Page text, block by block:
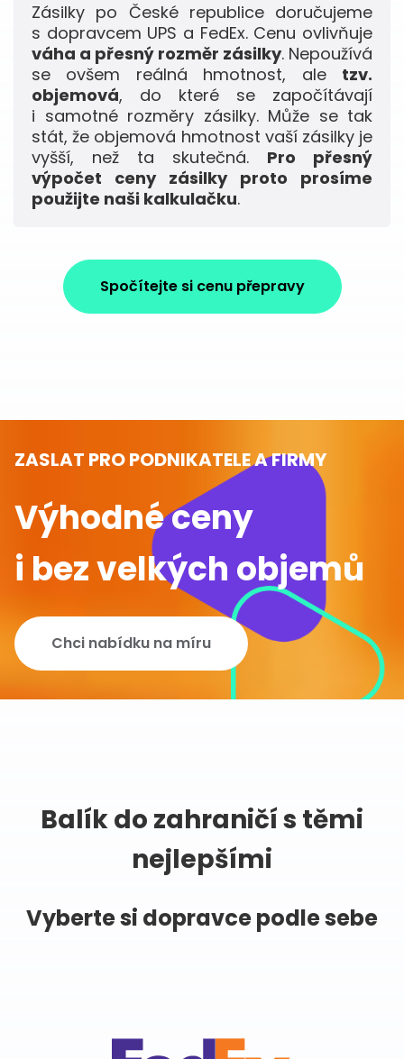
Zásilky po České republice doručujeme
s dopravcem UPS a FedEx. Cenu ovlivňuje
váha a přesný rozměr zásilky. Nepoužívá
se ovšem reálná hmotnost, ale tzv.
objemová, do které se započítávají
i samotné rozměry zásilky. Může se tak
stát, že objemová hmotnost vaší zásilky je
vyšší, než ta skutečná. Pro přesný
výpočet ceny zásilky proto prosíme
použijte naši kalkulačku.
Spočítejte si cenu přepravy
ZASLAT PRO PODNIKATELE A FIRMY
Výhodné ceny
i bez velkých objemů
Chci nabídku na míru
Balík do zahraničí s těmi
nejlepšími
Vyberte si dopravce podle sebe